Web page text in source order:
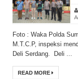
Foto : Waka Polda
M.T.C.P, inspeksi
Deli Serdang. Deli ...
READ MORE